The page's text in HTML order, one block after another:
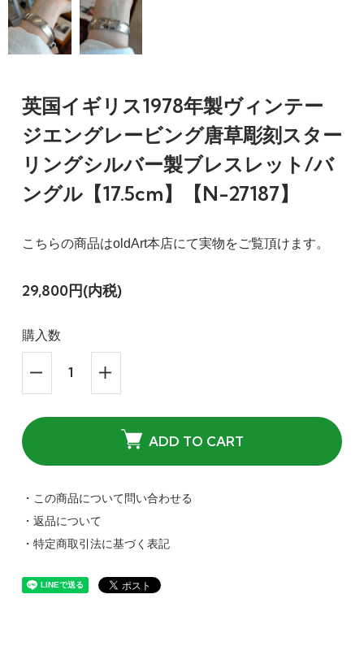
英国イギリス1978年製ヴィンテー
ジエングレービング唐草彫刻スター
リングシルバー製ブレスレット/バ
ングル【17.5cm】【N-27187】
こちらの商品はoldArt本店にて実物をご覧頂けます。
29,800円(内税)
購入数
ADD TO CART
・この商品について問い合わせる
・返品について
・特定商取引法に基づく表記